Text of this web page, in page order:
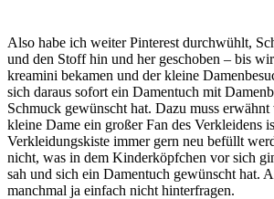
Also habe ich weiter Pinterest durchwühlt,
und den Stoff hin und her geschoben – bis
kreamini bekamen und der kleine
sich daraus sofort ein Damentuch mit
Schmuck gewünscht hat. Dazu muss erwähnt
kleine Dame ein großer Fan des Verkleidens
Verkleidungskiste immer gern neu befüllt
nicht, was in dem Kinderköpfchen vor sich
sah und sich ein Damentuch gewünscht hat.
manchmal ja einfach nicht hinterfragen.